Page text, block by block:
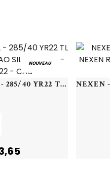
NOUVEAU
CONTINENTAL - 285/40 YR22 TL 110Y CO CSC 6 AO SILENT XL FR - 2854022 - CAB